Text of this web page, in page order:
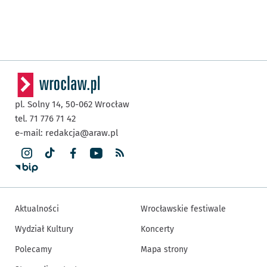
pl. Solny 14, 50-062 Wrocław
tel. 71 776 71 42
e-mail: redakcja@araw.pl
Aktualności
Wydział Kultury
Polecamy
Wrocławskie festiwale
Koncerty
Mapa strony